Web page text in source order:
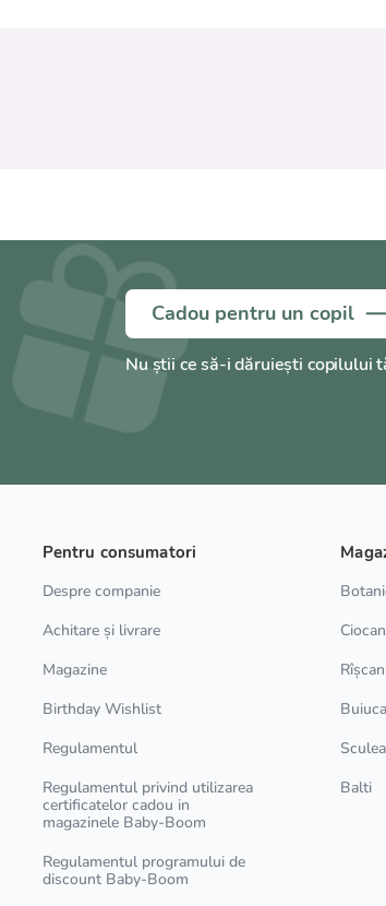
Cadou pentru un copil
Nu știi ce să-i dăruiești copilului
Pentru consumatori
Despre companie
Achitare și livrare
Magazine
Birthday Wishlist
Regulamentul
Regulamentul privind utilizarea
certificatelor cadou in
magazinele Baby-Boom
Regulamentul programului de
discount Baby-Boom
Balti